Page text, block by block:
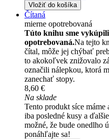
Vložiť do košíka
Čítaná
mierne opotrebovaná
Túto knihu sme vykúpili
opotrebovaná.Na tejto
čítal, môže jej chýbať
to akokoľvek znižovalo
označili nálepkou, ktorá
zanechať stopy.
8,60 €
Na sklade
Tento produkt síce máme
iba posledné kusy a
možné, že bude onedlho
ponáhľajte sa!